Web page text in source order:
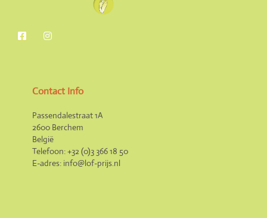
Contact Info
Passendalestraat 1A
2600 Berchem
België
Telefoon: +32 (0)3 366 18 50
E-adres: info@lof-prijs.nl